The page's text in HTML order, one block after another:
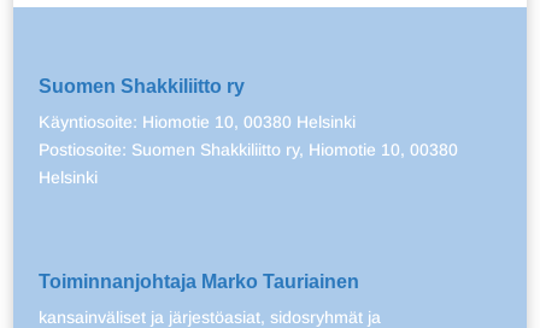
Suomen Shakkiliitto ry
Käyntiosoite: Hiomotie 10, 00380 Helsinki
Postiosoite: Suomen Shakkiliitto ry, Hiomotie 10, 00380
Helsinki
Toiminnanjohtaja Marko Tauriainen
kansainväliset ja järjestöasiat, sidosryhmät ja